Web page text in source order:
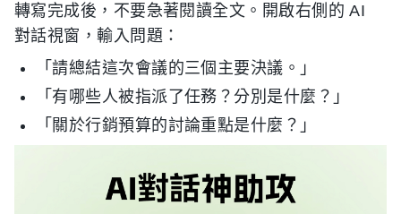
轉寫完成後，不要急著閱讀全文。開啟右側的 AI
對話視窗，輸入問題：
「請總結這次會議的三個主要決議。」
「有哪些人被指派了任務？分別是什麼？」
「關於行銷預算的討論重點是什麼？」